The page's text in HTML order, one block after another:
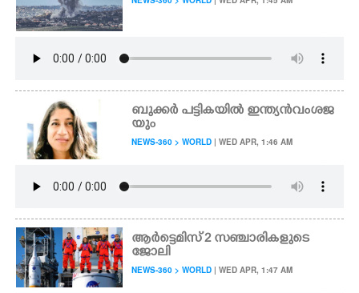
ബുക്കർ പട്ടികയിൽ ഇന്ത്യൻ വംശജ
യും
NEWS-360 > WORLD | WED APR, 1:46 AM
ആർട്ടെമിസ് 2 സഞ്ചാരികളുടെ
ജോലി
NEWS-360 > WORLD | WED APR, 1:47 AM